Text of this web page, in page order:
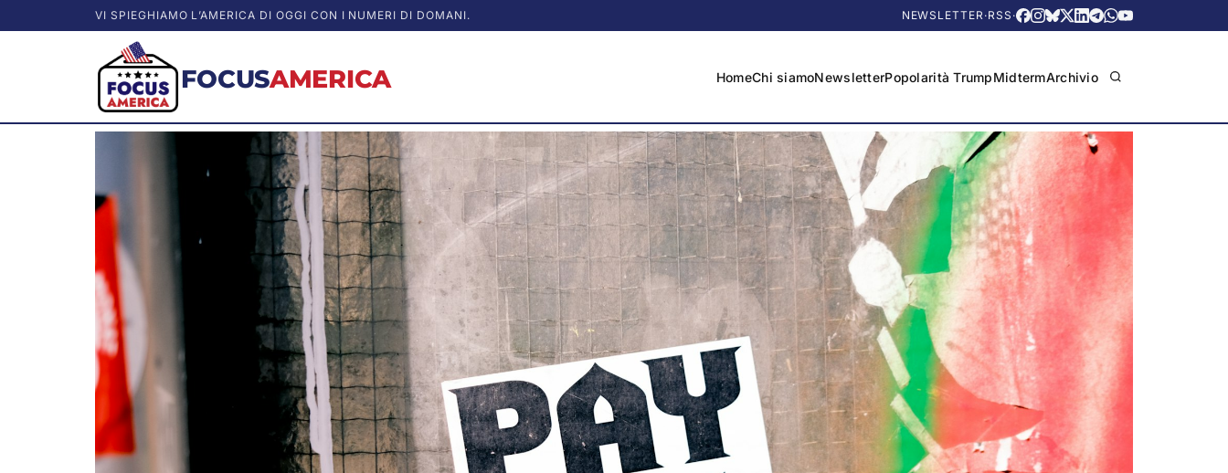
VI SPIEGHIAMO L’AMERICA DI OGGI CON I NUMERI DI DOMANI. NEWSLETTER·RSS ·
FOCUSAMERICA HomeChi siamoNewsletterPopolarità TrumpMidtermArchivio